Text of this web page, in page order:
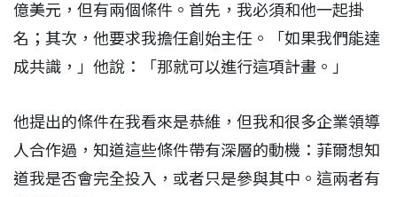
億美元，但有兩個條件。首先，我必須和他一起掛
名；其次，他要求我擔任創始主任。「如果我們能達
成共識，」他說：「那就可以進行這項計畫。」
他提出的條件在我看來是恭維，但我和很多企業領導
人合作過，知道這些條件帶有深層的動機：菲爾想知
道我是否會完全投入，或者只是參與其中。這兩者有